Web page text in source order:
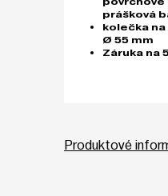
prášková
kolečka
Ø 55 mm
Záruka na
Produktové